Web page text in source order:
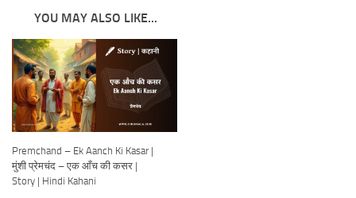
YOU MAY ALSO LIKE...
Premchand – Ek Aanch Ki Kasar |
मुंशी प्रेमचंद – एक आँच की कसर |
Story | Hindi Kahani